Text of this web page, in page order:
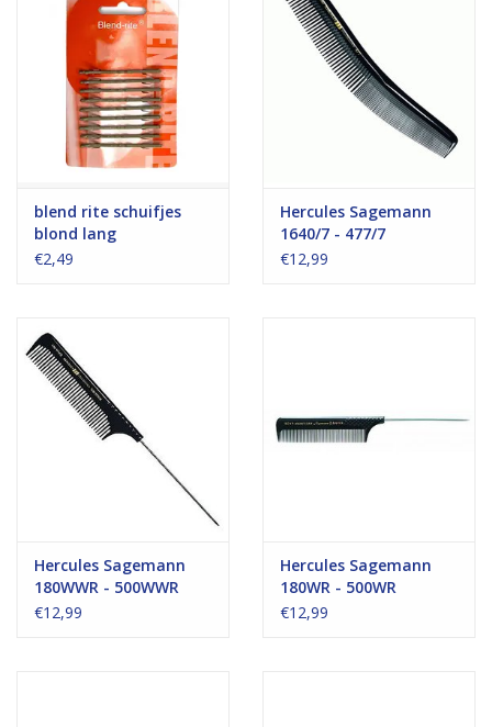
blend rite schuifjes
blond lang
€2,49
Hercules Sagemann
1640/7 - 477/7
€12,99
Hercules Sagemann
180WWR - 500WWR
€12,99
Hercules Sagemann
180WR - 500WR
€12,99